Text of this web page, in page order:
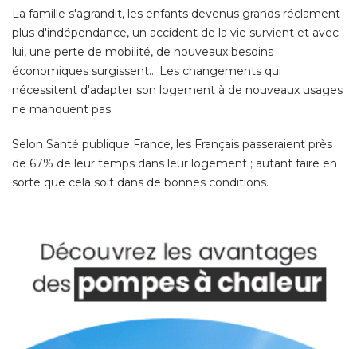
La famille s'agrandit, les enfants devenus grands réclament
plus d'indépendance, un accident de la vie survient et avec
lui, une perte de mobilité, de nouveaux besoins
économiques surgissent... Les changements qui
nécessitent d'adapter son logement à de nouveaux usages
ne manquent pas.
Selon Santé publique France, les Français passeraient près
de 67% de leur temps dans leur logement ; autant faire en
sorte que cela soit dans de bonnes conditions.